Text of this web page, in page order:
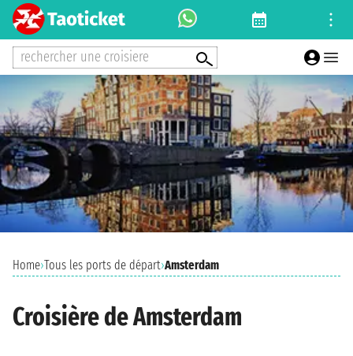
rechercher une croisiere
Home›Tous les ports de départ›Amsterdam
Croisière de Amsterdam